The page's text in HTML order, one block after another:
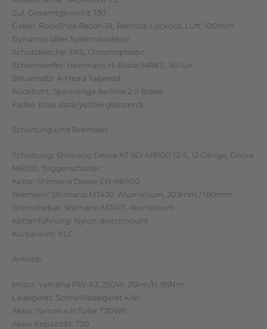
Zul. Gesamtgewicht: 130
Gabel: RockShox Recon RL Remote Lockout, Luft, 100mm
Dynamo: über Systembatterie
Schutzbleche: SKS, Chromoplastic
Scheinwerfer: Herrmans H-Black MR8 E, 50 lux
Steuersatz: A-Head Tapered
Rücklicht: Spanninga Aerline 2.0 Brake
Farbe: blue slate/yellow glänzend
Schaltung und Bremsen
Schaltung: Shimano Deore XT RD-M8100 12-S, 12 Gänge, Deore
M6100, Triggerschalter
Kette: Shimano Deore CN-M6100
Bremsen: Shimano MT420, Aluminium, 203mm / 180mm
Bremshebel: Shimano MT401, Aluminium
Kettenführung: Nylon directmount
Kurbelarm: XLC
Antrieb
Motor: Yamaha PW-X3, 250W, 25km/h, 85Nm
Ladegerät: Schnellladegerät 4Ah
Akku: Yamaha InTube 720Wh
Akku Kapazität: 720